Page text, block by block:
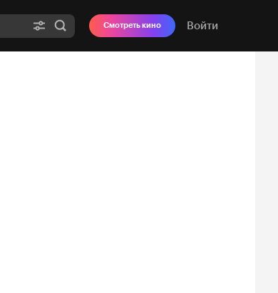
Смотреть кино Войти